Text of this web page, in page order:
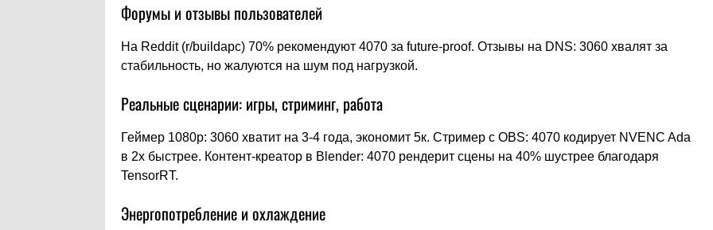
Форумы и отзывы пользователей
На Reddit (r/buildapc) 70% рекомендуют 4070 за future-proof. Отзывы на DNS: 3060 хвалят за
стабильность, но жалуются на шум под нагрузкой.
Реальные сценарии: игры, стриминг, работа
Геймер 1080p: 3060 хватит на 3-4 года, экономит 5к. Стример с OBS: 4070 кодирует NVENC Ada
в 2x быстрее. Контент-креатор в Blender: 4070 рендерит сцены на 40% шустрее благодаря
TensorRT.
Энергопотребление и охлаждение